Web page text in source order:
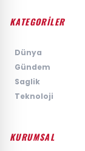
KATEGORİLER
Dünya
Gündem
Saglik
Teknoloji
KURUMSAL